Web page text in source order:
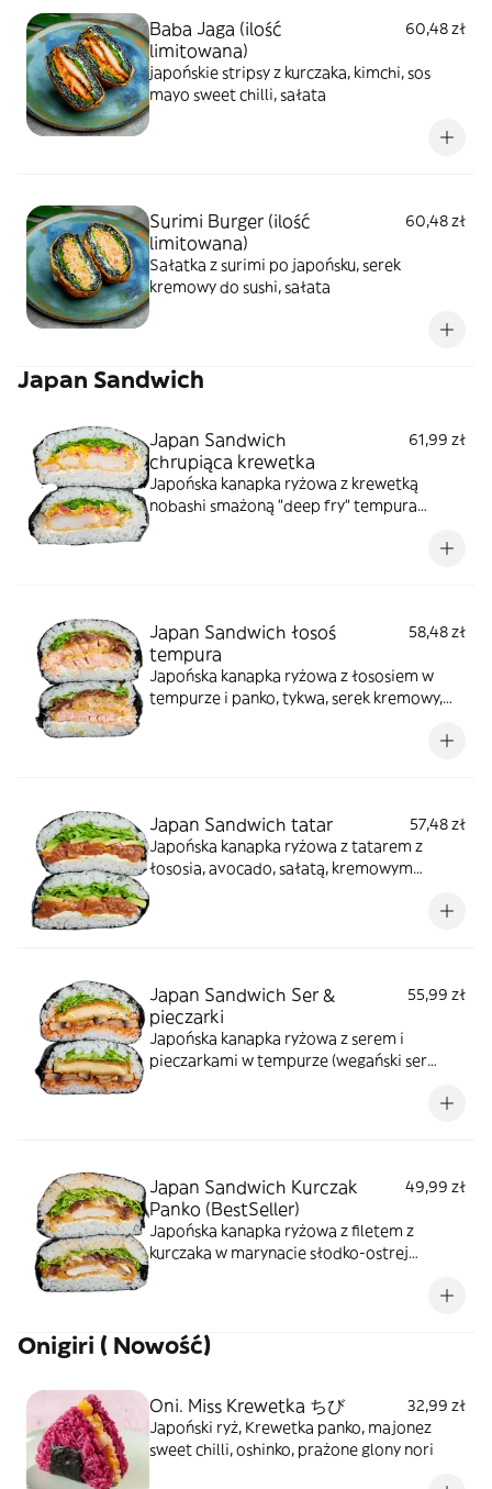
Baba Jaga (ilość
limitowana)
60,48 zł
japońskie stripsy z kurczaka, kimchi, sos
mayo sweet chilli, sałata
Surimi Burger (ilość
limitowana)
60,48 zł
Sałatka z surimi po japońsku, serek
kremowy do sushi, sałata
Japan Sandwich
Japan Sandwich
chrupiąca krewetka
61,99 zł
Japońska kanapka ryżowa z krewetką
nobashi smażoną "deep fry" tempura
Japan Sandwich łosoś
tempura
58,48 zł
Japońska kanapka ryżowa z łososiem w
tempurze i panko, tykwa, serek kremowy,
Japan Sandwich tatar
57,48 zł
Japońska kanapka ryżowa z tatarem z
łososia, avocado, sałatą, kremowym
Japan Sandwich Ser &
pieczarki
55,99 zł
Japońska kanapka ryżowa z serem i
pieczarkami w tempurze (wegański ser
Japan Sandwich Kurczak
Panko (BestSeller)
49,99 zł
Japońska kanapka ryżowa z filetem z
kurczaka w marynacie słodko-ostrej
Onigiri ( Nowość)
Oni. Miss Krewetka ちび
32,99 zł
Japoński ryż, Krewetka panko, majonez
sweet chilli, oshinko, prażone glony nori